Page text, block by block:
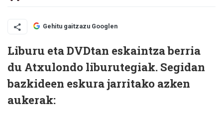
Gehitu gaitzazu Googlen
Liburu eta DVDtan eskaintza berria
du Atxulondo liburutegiak. Segidan
bazkideen eskura jarritako azken
aukerak: